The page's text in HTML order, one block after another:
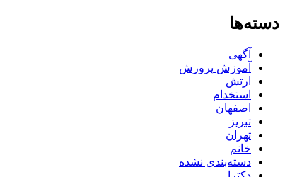
دسته‌ها
آگهی
آموزش پرورش
ارتش
استخدام
اصفهان
تبریز
تهران
خانم
دسته‌بندی نشده